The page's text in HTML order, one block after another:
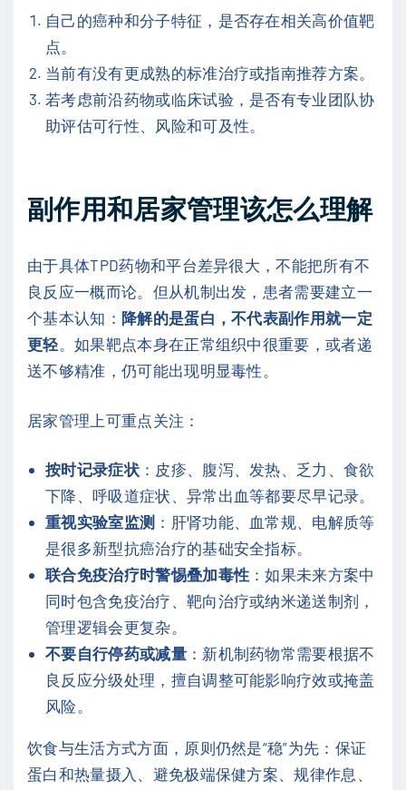
自己的癌种和分子特征，是否存在相关高价值靶
点。
当前有没有更成熟的标准治疗或指南推荐方案。
若考虑前沿药物或临床试验，是否有专业团队协
助评估可行性、风险和可及性。
副作用和居家管理该怎么理解
由于具体TPD药物和平台差异很大，不能把所有不
良反应一概而论。但从机制出发，患者需要建立一
个基本认知： 降解的是蛋白，不代表副作用就一定
更轻。如果靶点本身在正常组织中很重要，或者递
送不够精准，仍可能出现明显毒性。
居家管理上可重点关注：
按时记录症状：皮疹、腹泻、发热、乏力、食欲
下降、呼吸道症状、异常出血等都要尽早记录。
重视实验室监测 ：肝肾功能、血常规、电解质等
是很多新型抗癌治疗的基础安全指标。
联合免疫治疗时警惕叠加毒性 ：如果未来方案中
同时包含免疫治疗、靶向治疗或纳米递送制剂，
管理逻辑会更复杂。
不要自行停药或减量：新机制药物常需要根据不
良反应分级处理，擅自调整可能影响疗效或掩盖
风险。
饮食与生活方式方面，原则仍然是“稳”为先：保证
蛋白和热量摄入、避免极端保健方案、规律作息、